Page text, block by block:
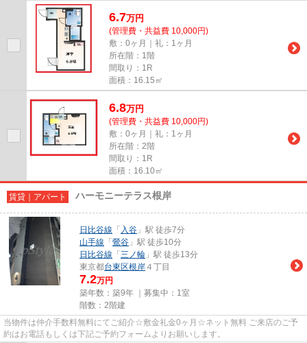
6.7万円
(管理費・共益費 10,000円)
敷：0ヶ月｜礼：1ヶ月
所在階：1階
間取り：1R
面積：16.15㎡
6.8万円
(管理費・共益費 10,000円)
敷：0ヶ月｜礼：1ヶ月
所在階：2階
間取り：1R
面積：16.10㎡
賃貸｜アパート ハーモニーテラス根岸
日比谷線 「 入谷 」駅 徒歩7分
山手線 「 鶯谷 」駅 徒歩10分
日比谷線 「 三ノ輪 」駅 徒歩13分
東京都台東区根岸 ４丁目
7.2万円
築年数：築9年 ｜募集中： 1室
階数：2階建
当物件は仲介手数料無料にてご紹介☆敷金礼金0ヶ月☆ネット無料 ご来店のご予
約はお電話もしくは下記ご予約フォームよりお願いします。